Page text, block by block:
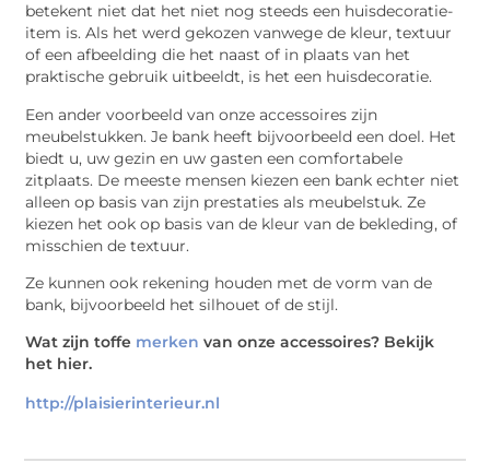
betekent niet dat het niet nog steeds een huisdecoratie-
item is. Als het werd gekozen vanwege de kleur, textuur
of een afbeelding die het naast of in plaats van het
praktische gebruik uitbeeldt, is het een huisdecoratie.
Een ander voorbeeld van onze accessoires zijn
meubelstukken. Je bank heeft bijvoorbeeld een doel. Het
biedt u, uw gezin en uw gasten een comfortabele
zitplaats. De meeste mensen kiezen een bank echter niet
alleen op basis van zijn prestaties als meubelstuk. Ze
kiezen het ook op basis van de kleur van de bekleding, of
misschien de textuur.
Ze kunnen ook rekening houden met de vorm van de
bank, bijvoorbeeld het silhouet of de stijl.
Wat zijn toffe merkenvan onze accessoires? Bekijk
het hier.
http://plaisierinterieur.nl